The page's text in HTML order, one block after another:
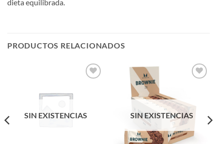
dieta equilibrada.
PRODUCTOS RELACIONADOS
SIN EXISTENCIAS
deseos
SIN EXISTENCIAS